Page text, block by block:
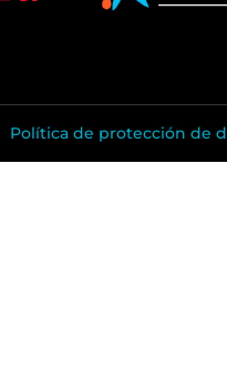
Política de protección de